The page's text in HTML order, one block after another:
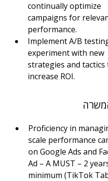
continually optimize
campaigns for
performance.
Implement A/B
experiment with new
strategies and tactics
increase ROI.
Proficiency in
scale performance
on Google Ads and
Ad – A MUST – 2
minimum (TikTok